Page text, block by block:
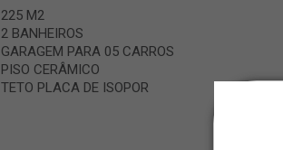
225 M2
2 BANHEIROS
GARAGEM PARA 05 CARROS
PISO CERÂMICO
TETO PLACA DE ISOPOR